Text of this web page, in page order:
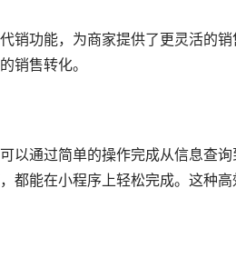
销功能，为商家提供了更灵活的
销售转化。
以通过简单的操作完成从信息查
都能在小程序上轻松完成。这种